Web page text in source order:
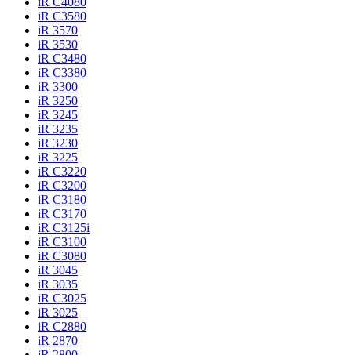
iR C3580
iR 3570
iR 3530
iR C3480
iR C3380
iR 3300
iR 3250
iR 3245
iR 3235
iR 3230
iR 3225
iR C3220
iR C3200
iR C3180
iR C3170
iR C3125i
iR C3100
iR C3080
iR 3045
iR 3035
iR C3025
iR 3025
iR C2880
iR 2870